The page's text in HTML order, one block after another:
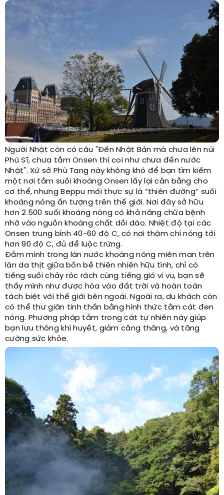
Người Nhật còn có câu "Đến Nhật Bản mà chưa lên núi
Phú Sĩ, chưa tắm Onsen thì coi như chưa đến nước
Nhật". Xứ sở Phù Tang này không khó để bạn tìm kiếm
một nơi tắm suối khoáng Onsen lấy lại cân bằng cho
cơ thể, nhưng Beppu mới thực sự là “thiên đường” suối
khoáng nóng ấn tượng trên thế giới. Nơi đây sở hữu
hơn 2.500 suối khoáng nóng có khả năng chữa bệnh
nhờ vào nguồn khoáng chất dồi dào. Nhiệt độ tại các
Onsen trung bình 40-60 độ C, có nơi thậm chí nóng tới
hơn 90 độ C, đủ để luộc trứng.
Đắm mình trong làn nước khoáng nóng miên man trên
làn da thịt giữa bốn bề thiên nhiên hữu tình, chỉ có
tiếng suối chảy róc rách cùng tiếng gió vi vu, bạn sẽ
thấy mình như được hòa vào đất trời và hoàn toàn
tách biệt với thế giới bên ngoài. Ngoài ra, du khách còn
có thể thư giãn tinh thần bằng hình thức tắm cát đen
nóng. Phương pháp tắm trong cát tự nhiên này giúp
bạn lưu thông khí huyết, giảm căng thăng, và tăng
cường sức khỏe.